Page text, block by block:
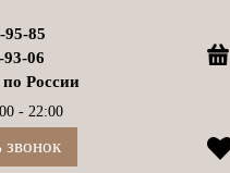
95-85
93-06
России
- 22:00
звонок